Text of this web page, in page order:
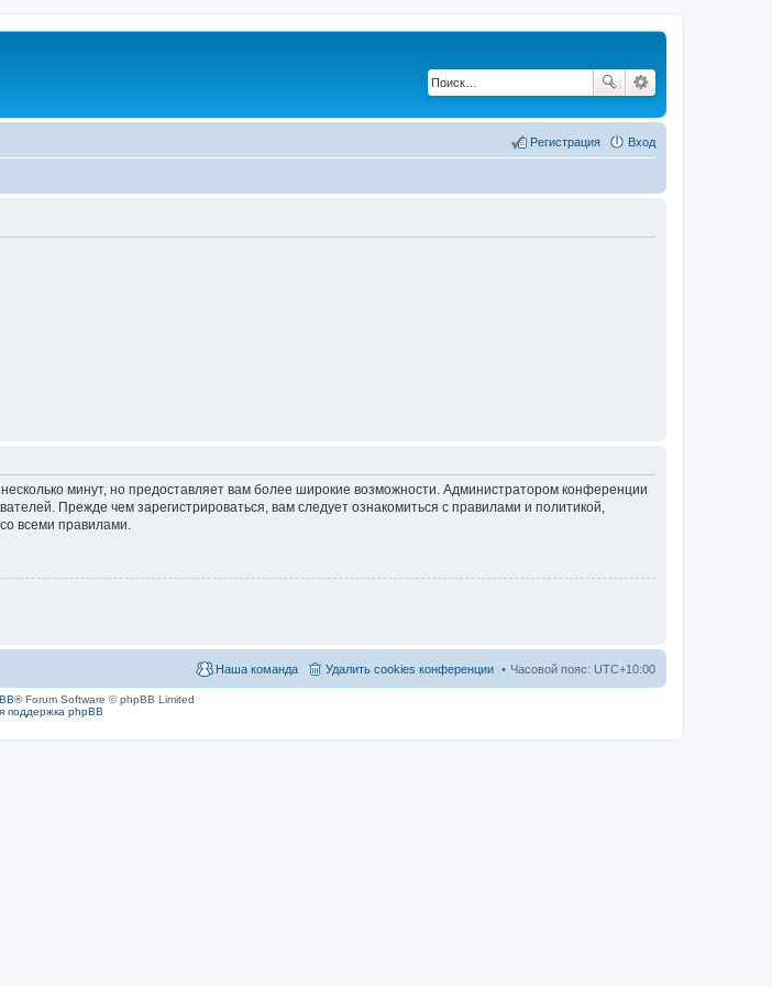
Вход
Регистрация
минут, но предоставляет вам более широкие возможности. Администратором конференции
Прежде чем зарегистрироваться, вам следует ознакомиться с правилами и политикой,
всеми правилами.
Часовой пояс: UTC+10:00
Удалить cookies конференции
Наша команда
® Forum Software © phpBB Limited
поддержка phpBB